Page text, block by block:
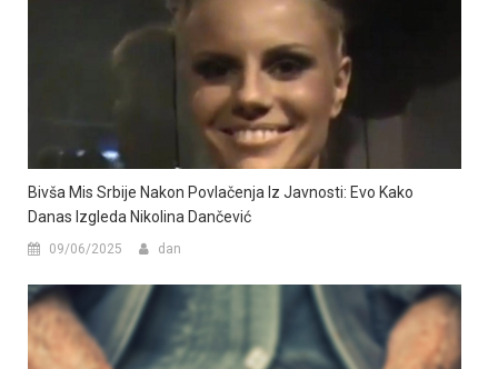
Bivša Mis Srbije Nakon Povlačenja Iz Javnosti: Evo Kako
Danas Izgleda Nikolina Dančević
09/06/2025 dan